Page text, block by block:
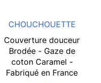
CHOUCHOUETTE
Couverture douceur
Brodée - Gaze de
coton Caramel -
Fabriqué en France